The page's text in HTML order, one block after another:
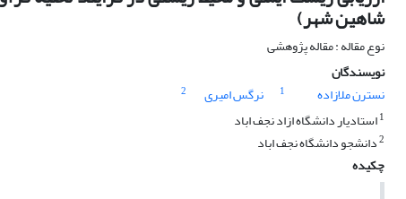
شاهین شهر)
نوع مقاله : مقاله پژوهشی
نویسندگان
نسترن ملازاده
1 نرگس امیری
2
1استادیار دانشگاه ازاد نجف اباد
2دانشجو دانشگاه نجف اباد
چکیده